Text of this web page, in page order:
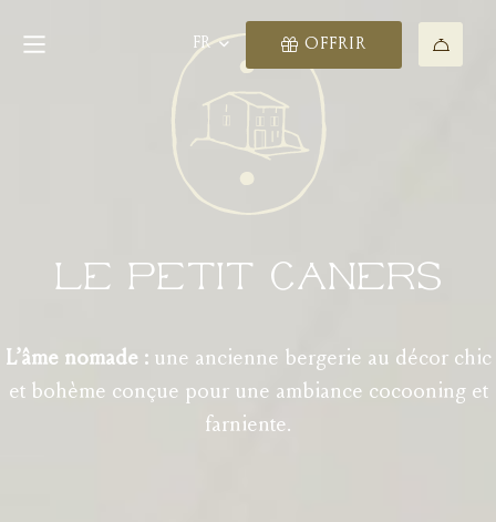
FR OFFRIR
Le Petit Caners
L’âme nomade :une ancienne bergerie au décor chic
et bohème conçue pour une ambiance cocooning et
farniente.